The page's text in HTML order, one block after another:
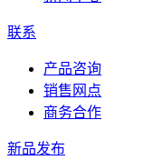
联系
产品咨询
销售网点
商务合作
新品发布